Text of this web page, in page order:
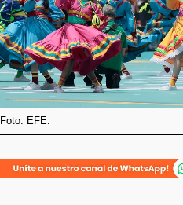
Foto: EFE.